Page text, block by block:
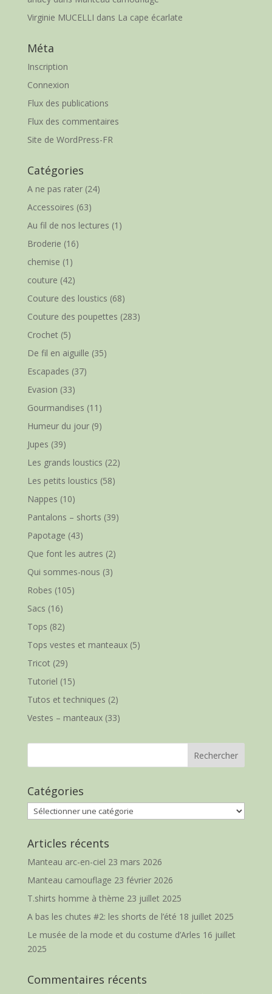
Virginie MUCELLI dans La cape écarlate
Méta
Inscription
Connexion
Flux des publications
Flux des commentaires
Site de WordPress-FR
Catégories
A ne pas rater(24)
Accessoires (63)
Au fil de nos lectures (1)
Broderie (16)
chemise (1)
couture (42)
Couture des loustics (68)
Couture des poupettes (283)
Crochet(5)
De fil en aiguille (35)
Escapades (37)
Evasion (33)
Gourmandises (11)
Humeur du jour(9)
Jupes (39)
Les grands loustics (22)
Les petits loustics (58)
Nappes (10)
Pantalons – shorts (39)
Papotage (43)
Que font les autres (2)
Qui sommes-nous (3)
Robes (105)
Sacs (16)
Tops (82)
Tops vestes et manteaux(5)
Tricot(29)
Tutoriel (15)
Tutos et techniques (2)
Vestes – manteaux(33)
Catégories
Catégories
Articles récents
Manteau arc-en-ciel 23 mars 2026
Manteau camouflage 23 février 2026
T.shirts homme à thème 23 juillet 2025
A bas les chutes #2: les shorts de l’été 18 juillet 2025
Le musée de la mode et du costume d’Arles 16 juillet
2025
Commentaires récents